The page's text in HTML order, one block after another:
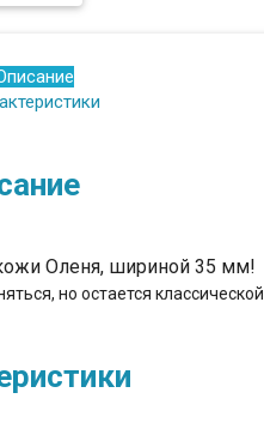
Оленя, шириной 35 мм!
но остается классической.